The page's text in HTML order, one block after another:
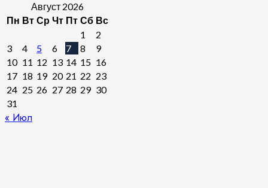
Август 2026
Пн Вт Ср Чт Пт Сб Вс
1
2
3
4 5 6 7 8
9
10 11 12 13 14 15 16
17 18 19 20 21 22 23
24 25 26 27 28 29 30
31
« Июл